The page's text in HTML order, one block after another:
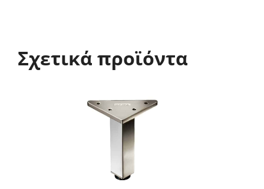
Σχετικά προϊόντα